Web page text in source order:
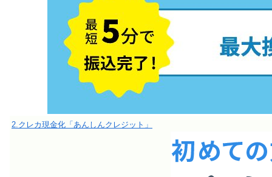
2.クレカ現金化「あんしんクレジット」